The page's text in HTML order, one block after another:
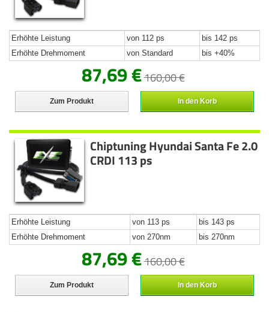
Erhöhte Leistung von 112 ps
bis 142 ps
Erhöhte Drehmoment
von Standard bis +40%
87,69 €160,00 €
Zum Produkt In den Korb
Chiptuning Hyundai Santa Fe 2.0
CRDI 113 ps
Erhöhte Leistung von 113 ps
bis 143 ps
Erhöhte Drehmoment
von 270nm bis 270nm
87,69 €160,00 €
Zum Produkt In den Korb